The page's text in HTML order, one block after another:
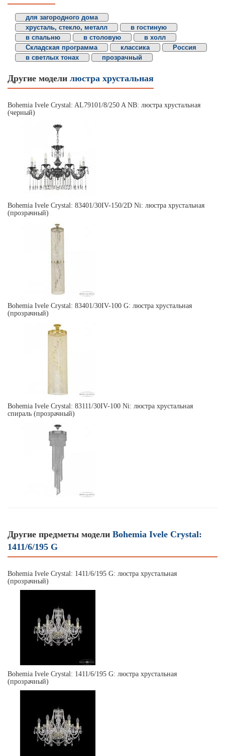
для загородного дома
хрусталь, стекло, металл
в гостиную
в спальню
в столовую
в холл
Складская программа
классика
Россия
в светлых тонах
прозрачный
Другие модели люстра хрустальная
Bohemia Ivele Crystal: AL79101/8/250 A NB: люстра хрустальная
(черный)
Bohemia Ivele Crystal: 83401/30IV-150/2D Ni: люстра хрустальная
(прозрачный)
Bohemia Ivele Crystal: 83401/30IV-100 G: люстра хрустальная
(прозрачный)
Bohemia Ivele Crystal: 83111/30IV-100 Ni: люстра хрустальная
спираль (прозрачный)
Другие предметы модели Bohemia Ivele Crystal:
1411/6/195 G
Bohemia Ivele Crystal: 1411/6/195 G: люстра хрустальная
(прозрачный)
Bohemia Ivele Crystal: 1411/6/195 G: люстра хрустальная
(прозрачный)